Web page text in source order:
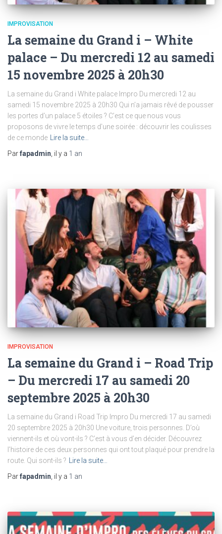
IMPROVISATION
La semaine du Grand i – White
palace – Du mercredi 12 au samedi
15 novembre 2025 à 20h30
La semaine du Grand i White palace Impro Du mercredi 12 au
samedi 15 novembre 2025 à 20h30 Qui n’a jamais rêvé de pousser
les portes d’un palace 5 étoiles ? C’est ce que nous vous
proposons de vivre le temps d’une soirée : découvrir les coulisses
de ce monde Lire la suite…
Parfapadmin, il y a 1 an
IMPROVISATION
La semaine du Grand i – Road Trip
– Du mercredi 17 au samedi 20
septembre 2025 à 20h30
La semaine du Grand i Road Trip Impro Du mercredi 17 au samedi
20 septembre 2025 à 20h30 Une voiture, trois personnes. D’où
viennent-ils et où vont-ils ? C’est à vous d’en décider. Découvrez
l’histoire de ces deux personnes qui ont tout plaqué pour prendre la
route. Qui sont-ils ?
Lire la suite…
Parfapadmin , il y a 1 an